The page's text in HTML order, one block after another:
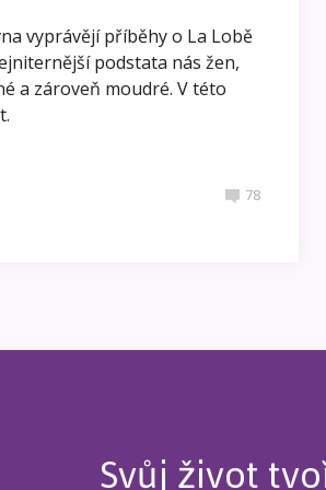
vyprávějí příběhy o La Lobě
podstata nás žen,
a zároveň moudré. V této
78